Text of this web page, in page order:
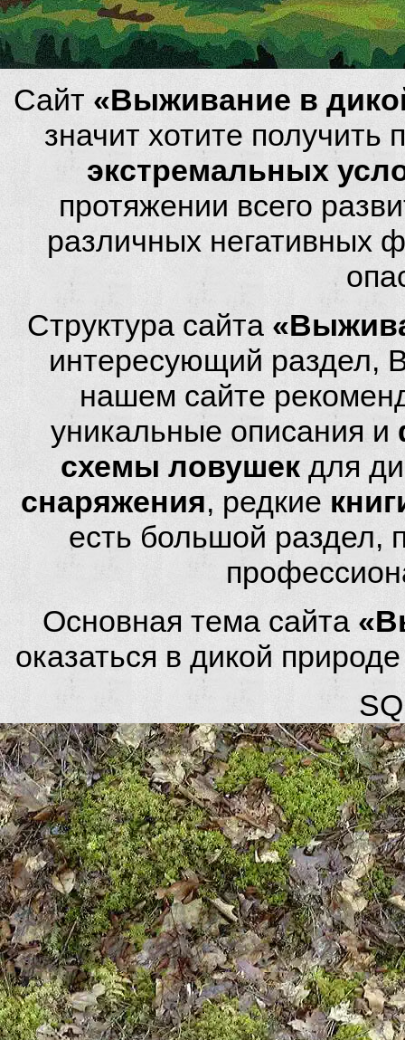
Сайт «Выживание в
значит хотите
экстремальных
протяжении всего
различных негативных
Структура сайта
интересующий раздел,
нашем сайте
уникальные описания и
схемы ловушек для
снаряжения, редкие
есть большой
Основная тема сайта
оказаться в дикой